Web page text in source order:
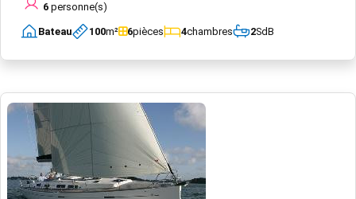
6 personne(s)
Bateau 100m² 6pièces 4chambres 2SdB